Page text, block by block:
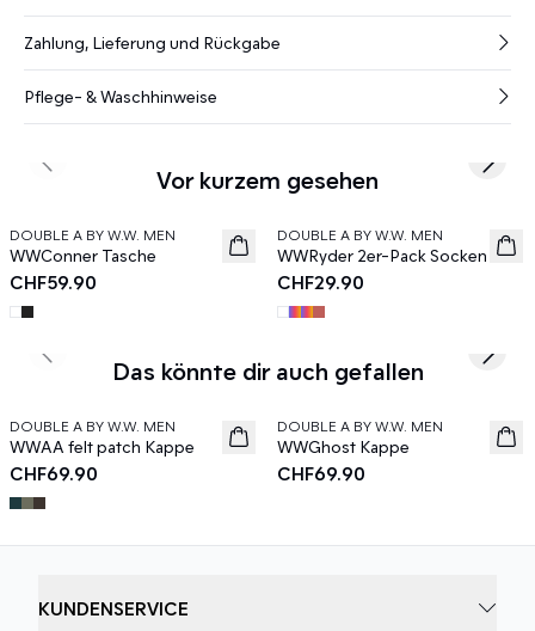
Zahlung, Lieferung und Rückgabe
Pflege- & Waschhinweise
Vor kurzem gesehen
News
DOUBLE A BY W.W. MEN
WWConner Tasche
CHF59.90
News
DOUBLE A BY W.W. MEN
WWRyder 2er-Pack Socken
CHF29.90
Previous slide Next
Das könnte dir auch gefallen
News
DOUBLE A BY W.W. MEN
WWAA felt patch Kappe
CHF69.90
News
DOUBLE A BY W.W. MEN
WWGhost Kappe
CHF69.90
Previous slide Next
KUNDENSERVICE